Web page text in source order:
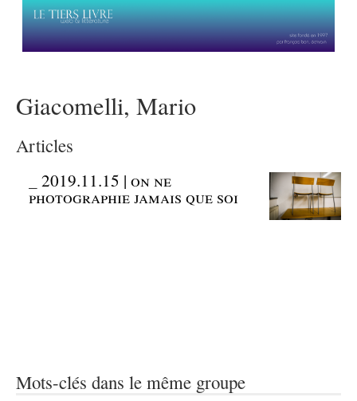
Giacomelli, Mario
Articles
_2019.11.15 | on ne
photographie jamais que soi
Mots-clés dans le même groupe